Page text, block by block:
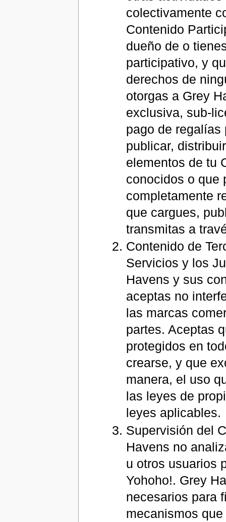
colectivamente
Contenido
dueño de o
participativo, y
derechos de
otorgas a Grey
exclusiva, sub-
pago de regalías
publicar,
elementos de tu
conocidos o que
completamente
que cargues,
transmitas a
Contenido de
Servicios y los
Havens y sus
aceptas no
las marcas
partes. Aceptas
protegidos en
crearse, y que
manera, el uso
las leyes de
leyes aplicables.
Supervisión del
Havens no
u otros usuarios
Yohoho!. Grey
necesarios para
mecanismos